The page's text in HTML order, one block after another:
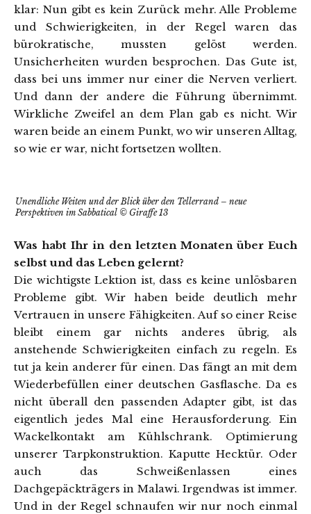
klar: Nun gibt es kein Zurück mehr. Alle Probleme
und Schwierigkeiten, in der Regel waren das
bürokratische, mussten gelöst werden.
Unsicherheiten wurden besprochen. Das Gute ist,
dass bei uns immer nur einer die Nerven verliert.
Und dann der andere die Führung übernimmt.
Wirkliche Zweifel an dem Plan gab es nicht. Wir
waren beide an einem Punkt, wo wir unseren Alltag,
so wie er war, nicht fortsetzen wollten.
Unendliche Weiten und der Blick über den Tellerrand – neue
Perspektiven im Sabbatical © Giraffe 13
Was habt Ihr in den letzten Monaten über Euch
selbst und das Leben gelernt?
Die wichtigste Lektion ist, dass es keine unlösbaren
Probleme gibt. Wir haben beide deutlich mehr
Vertrauen in unsere Fähigkeiten. Auf so einer Reise
bleibt einem gar nichts anderes übrig, als
anstehende Schwierigkeiten einfach zu regeln. Es
tut ja kein anderer für einen. Das fängt an mit dem
Wiederbefüllen einer deutschen Gasflasche. Da es
nicht überall den passenden Adapter gibt, ist das
eigentlich jedes Mal eine Herausforderung. Ein
Wackelkontakt am Kühlschrank. Optimierung
unserer Tarpkonstruktion. Kaputte Hecktür. Oder
auch das Schweißenlassen eines
Dachgepäckträgers in Malawi. Irgendwas ist immer.
Und in der Regel schnaufen wir nur noch einmal